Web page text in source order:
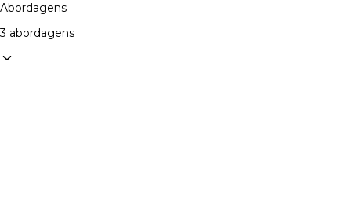
Abordagens
3 abordagens